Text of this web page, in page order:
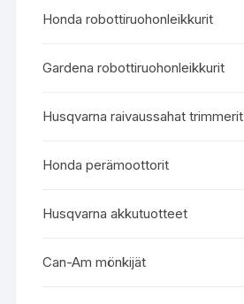
Honda robottiruohonleikkurit
Gardena robottiruohonleikkurit
Husqvarna raivaussahat trimmerit
Honda perämoottorit
Husqvarna akkutuotteet
Can-Am mönkijät